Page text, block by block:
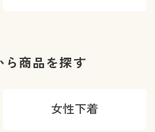
ら商品を探す
女性下着